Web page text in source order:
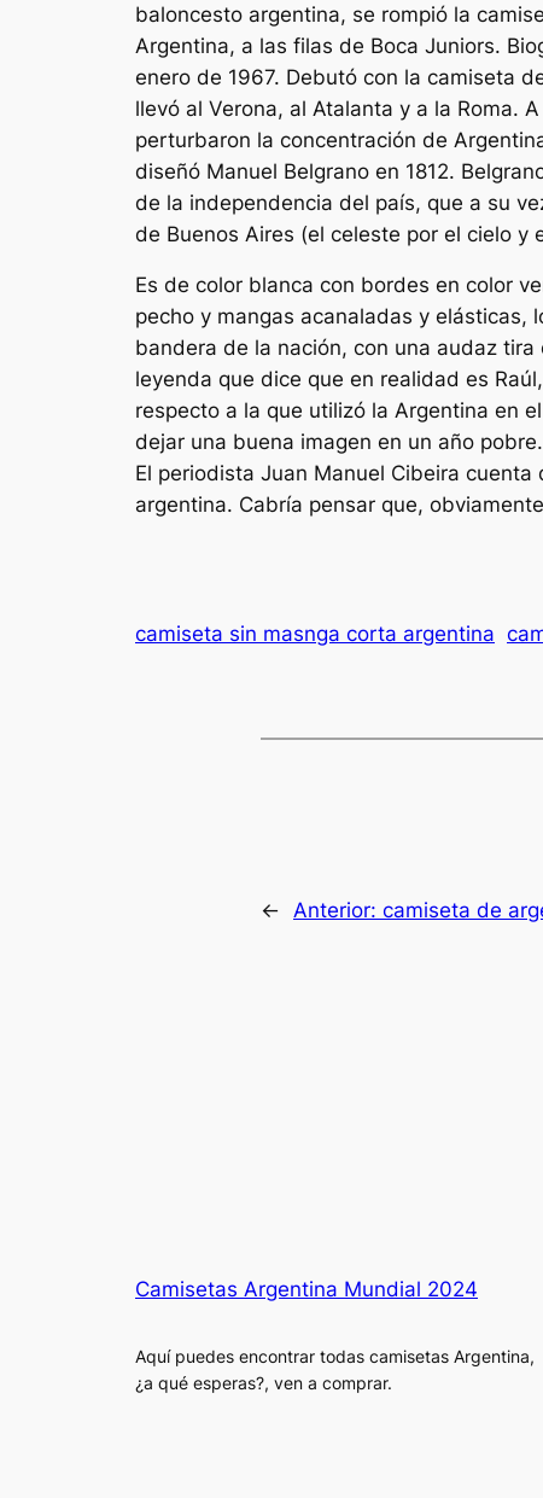
baloncesto argentina, se rompió la
Argentina, a las filas de Boca Juniors.
enero de 1967. Debutó con la camiseta
llevó al Verona, al Atalanta y a la Roma.
perturbaron la concentración de
diseñó Manuel Belgrano en 1812.
de la independencia del país, que a su
de Buenos Aires (el celeste por el cielo y
Es de color blanca con bordes en color
pecho y mangas acanaladas y elásticas,
bandera de la nación, con una audaz
leyenda que dice que en realidad es Raúl,
respecto a la que utilizó la Argentina en
dejar una buena imagen en un año
El periodista Juan Manuel Cibeira
argentina. Cabría pensar que,
camiseta sin masnga corta argentina
← Anterior: camiseta de
Camisetas Argentina Mundial 2024
Aquí puedes encontrar todas camisetas Argentina,
¿a qué esperas?, ven a comprar.